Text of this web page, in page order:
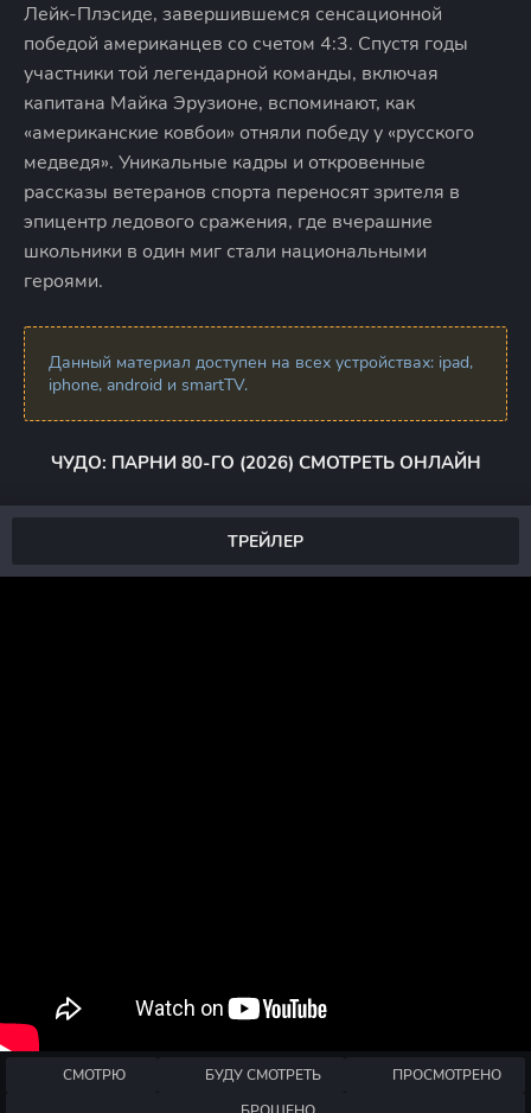
Лейк-Плэсиде, завершившемся сенсационной
победой американцев со счетом 4:3. Спустя годы
участники той легендарной команды, включая
капитана Майка Эрузионе, вспоминают, как
«американские ковбои» отняли победу у «русского
медведя». Уникальные кадры и откровенные
рассказы ветеранов спорта переносят зрителя в
эпицентр ледового сражения, где вчерашние
школьники в один миг стали национальными
героями.
Данный материал доступен на всех устройствах: ipad,
iphone, android и smartTV.
ЧУДО: ПАРНИ 80-ГО (2026) СМОТРЕТЬ ОНЛАЙН
ТРЕЙЛЕР
СМОТРЮ БУДУ СМОТРЕТЬ
ПРОСМОТРЕНО